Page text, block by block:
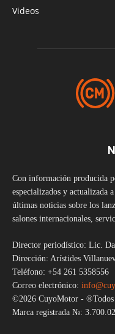
Videos
Con información producida
especializados y actualizada
últimas noticias sobre los
salones internacionales,
Director periodístico: Lic.
Dirección: Arístides
Teléfono: +54 261 5358556
Correo electrónico:
©2026 CuyoMotor - ®Todos
Marca registrada №: